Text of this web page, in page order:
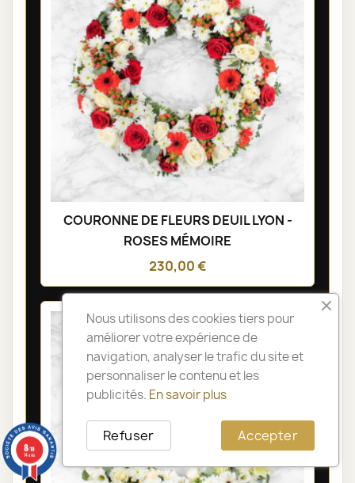
COURONNE DE FLEURS DEUIL LYON -
ROSES MÉMOIRE
230,00 €
Nous utilisons des cookies tiers pour
améliorer votre expérience de
navigation, analyser le trafic du site et
personnaliser le contenu et les
publicités. En savoir plus
Accepter
Refuser
8/10
14 avis